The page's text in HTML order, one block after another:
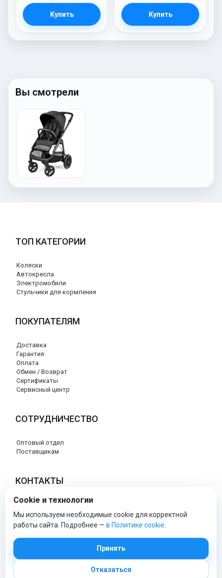
Купить Купить
Вы смотрели
ТОП КАТЕГОРИИ
Коляски
Автокресла
Электромобили
Стульчики для кормления
ПОКУПАТЕЛЯМ
Доставка
Гарантия
Оплата
Обмен / Возврат
Сертификаты
Сервисный центр
СОТРУДНИЧЕСТВО
Оптовый отдел
Поставщикам
КОНТАКТЫ
8 (800) 707-17-56
info@peg-perego-market.ru
© 2026 Официальный сайт Peg Perego
Cookie и технологии
Мы используем необходимые cookie для корректной
работы сайта. Подробнее — в Политике cookie
Принять
Отказаться